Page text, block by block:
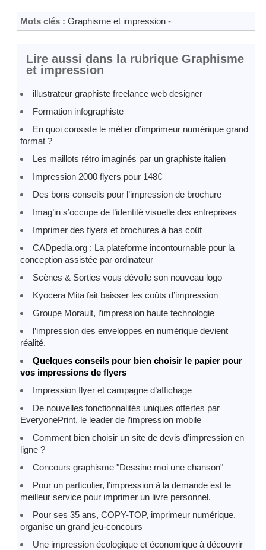
Mots clés : Graphisme et impression -
Lire aussi dans la rubrique Graphisme
et impression
illustrateur graphiste freelance web designer
Formation infographiste
En quoi consiste le métier d’imprimeur numérique grand
format ?
Les maillots rétro imaginés par un graphiste italien
Impression 2000 flyers pour 148€
Des bons conseils pour l’impression de brochure
Imag’in s’occupe de l’identité visuelle des entreprises
Imprimer des flyers et brochures à bas coût
CADpedia.org : La plateforme incontournable pour la
conception assistée par ordinateur
Scènes & Sorties vous dévoile son nouveau logo
Kyocera Mita fait baisser les coûts d’impression
Groupe Morault, l’impression haute technologie
l’impression des enveloppes en numérique devient
réalité.
Quelques conseils pour bien choisir le papier pour
vos impressions de flyers
Impression flyer et campagne d’affichage
De nouvelles fonctionnalités uniques offertes par
EveryonePrint, le leader de l’impression mobile
Comment bien choisir un site de devis d’impression en
ligne ?
Concours graphisme "Dessine moi une chanson"
Pour un particulier, l’impression à la demande est le
meilleur service pour imprimer un livre personnel.
Pour ses 35 ans, COPY-TOP, imprimeur numérique,
organise un grand jeu-concours
Une impression écologique et économique à découvrir